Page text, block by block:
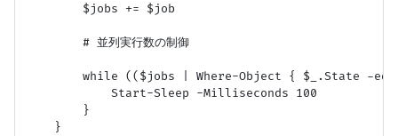
        $jobs += $job
        # 並列実行数の制御
while (($jobs | Where-Object { $_.State -eq
            Start-Sleep -Milliseconds 100
        }
    }